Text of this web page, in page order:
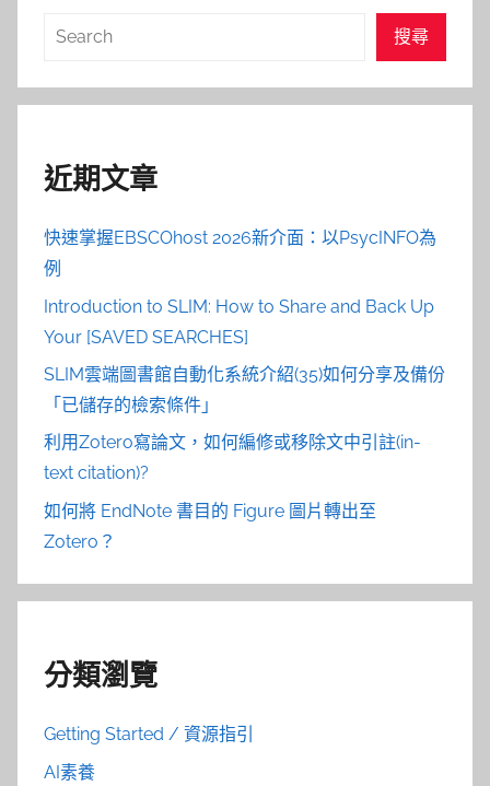
搜
搜尋
近期文章
快速掌握EBSCOhost 2026新介面：以PsycINFO為
例
Introduction to SLIM: How to Share and Back Up
Your [SAVED SEARCHES]
SLIM雲端圖書館自動化系統介紹(35)如何分享及備份
「已儲存的檢索條件」
利用Zotero寫論文，如何編修或移除文中引註(in-
text citation)?
如何將 EndNote 書目的 Figure 圖片轉出至
Zotero？
分類瀏覽
Getting Started / 資源指引
AI素養